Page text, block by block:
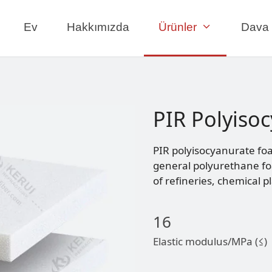
Ev Hakkımızda Ürünler Dava
PIR
PIR polyisocyanurate
general polyurethane
of refineries, chemical
16
Elastic modulus/MPa (≤)